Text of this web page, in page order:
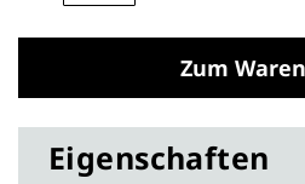
Zum
Eigenschaften